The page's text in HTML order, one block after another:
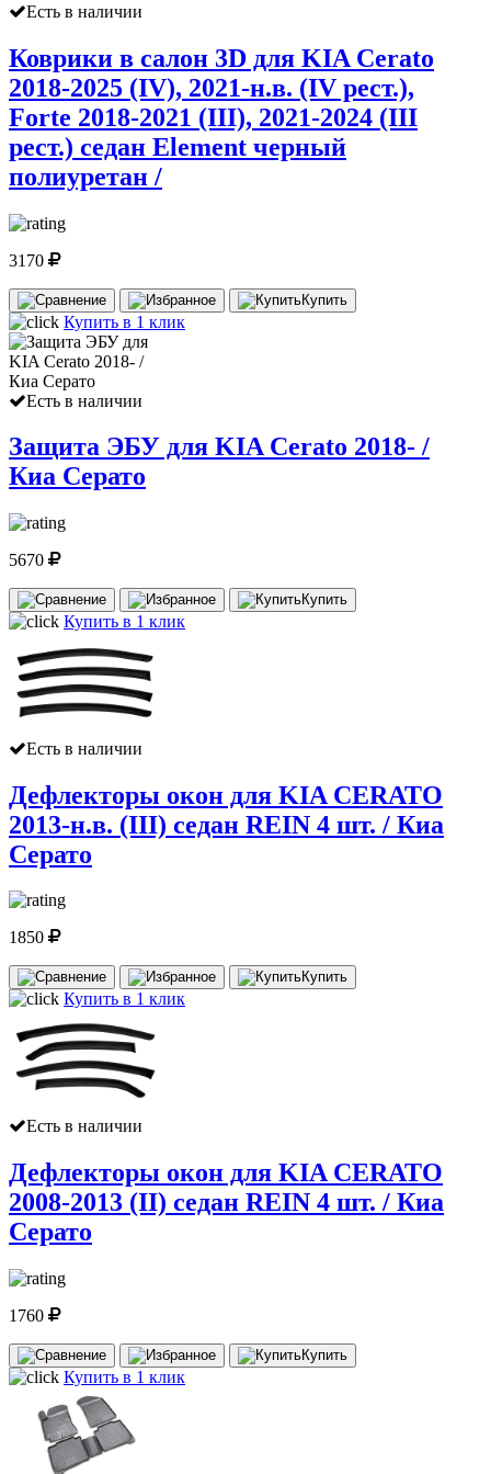
Есть в наличии
Коврики в салон 3D для KIA Cerato
2018-2025 (IV), 2021-н.в. (IV рест.),
Forte 2018-2021 (III), 2021-2024 (III
рест.) седан Element черный
полиуретан /
3170
Купить
Купить в 1 клик
Есть в наличии
Защита ЭБУ для KIA Cerato 2018- /
Киа Серато
5670
Купить
Купить в 1 клик
Есть в наличии
Дефлекторы окон для KIA CERATO
2013-н.в. (III) седан REIN 4 шт. / Киа
Серато
1850
Купить
Купить в 1 клик
Есть в наличии
Дефлекторы окон для KIA CERATO
2008-2013 (II) седан REIN 4 шт. / Киа
Серато
1760
Купить
Купить в 1 клик